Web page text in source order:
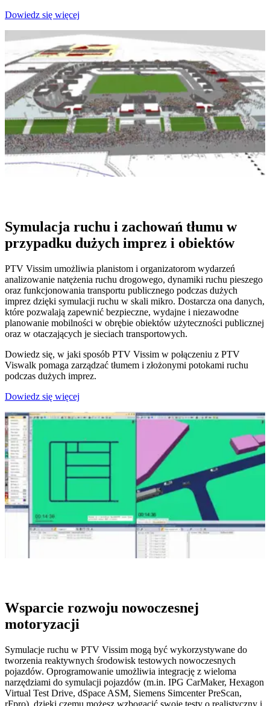
Dowiedz się więcej
Symulacja ruchu i zachowań tłumu w
przypadku dużych imprez i obiektów
PTV Vissim umożliwia planistom i organizatorom wydarzeń
analizowanie natężenia ruchu drogowego, dynamiki ruchu pieszego
oraz funkcjonowania transportu publicznego podczas dużych
imprez dzięki symulacji ruchu w skali mikro. Dostarcza ona danych,
które pozwalają zapewnić bezpieczne, wydajne i niezawodne
planowanie mobilności w obrębie obiektów użyteczności publicznej
oraz w otaczających je sieciach transportowych.
Dowiedz się, w jaki sposób PTV Vissim w połączeniu z PTV
Viswalk pomaga zarządzać tłumem i złożonymi potokami ruchu
podczas dużych imprez.
Dowiedz się więcej
Wsparcie rozwoju nowoczesnej
motoryzacji
Symulacje ruchu w PTV Vissim mogą być wykorzystywane do
tworzenia reaktywnych środowisk testowych nowoczesnych
pojazdów. Oprogramowanie umożliwia integrację z wieloma
narzędziami do symulacji pojazdów (m.in. IPG CarMaker, Hexagon
Virtual Test Drive, dSpace ASM, Siemens Simcenter PreScan,